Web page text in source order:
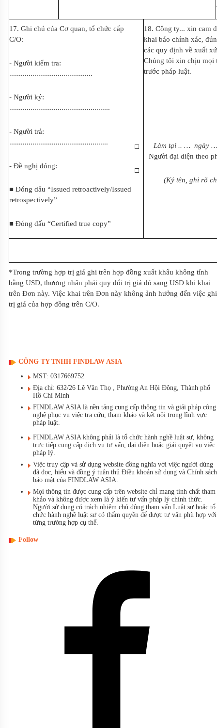
17. Ghi chú của Cơ quan, tổ chức cấp
C/O:
- Người kiểm tra:
...........................................
- Người ký:
....................................................
- Ngườitrả:
...................................................
- Đề nghị đóng:
■ Đóng dấu “Issued retroactively/Issued
retrospectively”
■ Đóng dấu “Certified true copy”
□
□
18. Công ty... xin cam
khai báo chính xác,
các quy định về xuất
Chúng tôi xin chịu mọi
trước pháp luật.
Làm tại .. … ngày
Người đại diện theo
(Ký tên, ghi rõ
*Trong trường hợp trị giá ghi trên hợp đồng xuất khẩu không tính
bằng USD, thương nhân phải quy đổi trị giá đó sang USD khi khai
trên Đơn này. Việc khai trên Đơn này không ảnh hưởng đến việc ghi
trị giá của hợp đồng trên C/O.
CÔNG TY TNHH FINDLAW ASIA
MST: 0317669752
Địa chỉ: 632/26 Lê Văn Thọ , Phường An Hội Đông, Thành phố
Hồ Chí Minh
FINDLAW ASIA là nền tảng cung cấp thông tin và giải pháp công
nghệ phục vụ việc tra cứu, tham khảo và kết nối trong lĩnh vực
pháp luật.
FINDLAW ASIA không phải là tổ chức hành nghề luật sư, không
trực tiếp cung cấp dịch vụ tư vấn, đại diện hoặc giải quyết vụ việc
pháp lý.
Việc truy cập và sử dụng website đồng nghĩa với việc người dùng
đã đọc, hiểu và đồng ý tuân thủ Điều khoản sử dụng và Chính sách
bảo mật của FINDLAW ASIA.
Mọi thông tin được cung cấp trên website chỉ mang tính chất tham
khảo và không được xem là ý kiến tư vấn pháp lý chính thức.
Người sử dụng có trách nhiệm chủ động tham vấn Luật sư hoặc tổ
chức hành nghề luật sư có thẩm quyền để được tư vấn phù hợp với
từng trường hợp cụ thể.
Follow